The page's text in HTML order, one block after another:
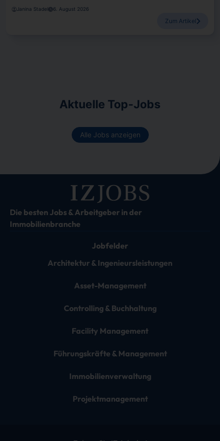
Janina Stadel 6. August 2026
Zum Artikel
Aktuelle Top-Jobs
Alle Jobs anzeigen
Die besten Jobs & Arbeitgeber in der
Immobilienbranche
Jobfelder
Architektur & Ingenieursleistungen
Asset-Management
Controlling & Buchhaltung
Facility Management
Führungskräfte & Management
Immobilienverwaltung
Projektmanagement